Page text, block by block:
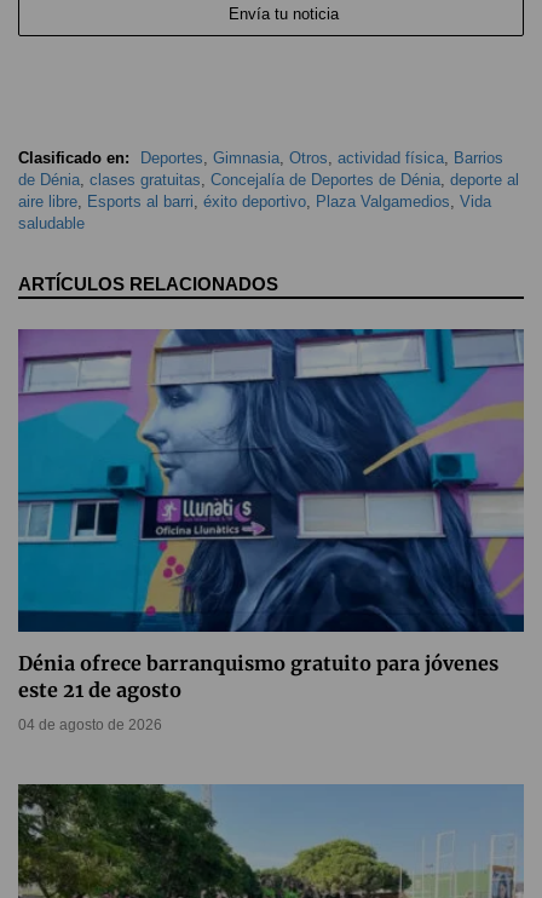
Envía tu noticia
Clasificado en: Deportes, Gimnasia, Otros, actividad física, Barrios
de Dénia, clases gratuitas, Concejalía de Deportes de Dénia, deporte al
aire libre, Esports al barri, éxito deportivo, Plaza Valgamedios, Vida
saludable
ARTÍCULOS RELACIONADOS
Dénia ofrece barranquismo gratuito para jóvenes
este 21 de agosto
04 de agosto de 2026